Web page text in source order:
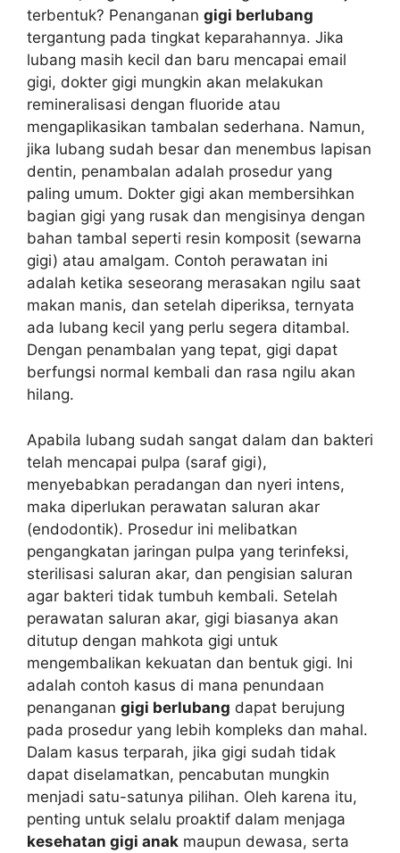
terbentuk? Penanganan gigi berlubang
tergantung pada tingkat keparahannya. Jika
lubang masih kecil dan baru mencapai email
gigi, dokter gigi mungkin akan melakukan
remineralisasi dengan fluoride atau
mengaplikasikan tambalan sederhana. Namun,
jika lubang sudah besar dan menembus lapisan
dentin, penambalan adalah prosedur yang
paling umum. Dokter gigi akan membersihkan
bagian gigi yang rusak dan mengisinya dengan
bahan tambal seperti resin komposit (sewarna
gigi) atau amalgam. Contoh perawatan ini
adalah ketika seseorang merasakan ngilu saat
makan manis, dan setelah diperiksa, ternyata
ada lubang kecil yang perlu segera ditambal.
Dengan penambalan yang tepat, gigi dapat
berfungsi normal kembali dan rasa ngilu akan
hilang.
Apabila lubang sudah sangat dalam dan bakteri
telah mencapai pulpa (saraf gigi),
menyebabkan peradangan dan nyeri intens,
maka diperlukan perawatan saluran akar
(endodontik). Prosedur ini melibatkan
pengangkatan jaringan pulpa yang terinfeksi,
sterilisasi saluran akar, dan pengisian saluran
agar bakteri tidak tumbuh kembali. Setelah
perawatan saluran akar, gigi biasanya akan
ditutup dengan mahkota gigi untuk
mengembalikan kekuatan dan bentuk gigi. Ini
adalah contoh kasus di mana penundaan
penanganan gigi berlubang dapat berujung
pada prosedur yang lebih kompleks dan mahal.
Dalam kasus terparah, jika gigi sudah tidak
dapat diselamatkan, pencabutan mungkin
menjadi satu-satunya pilihan. Oleh karena itu,
penting untuk selalu proaktif dalam menjaga
kesehatan gigi anak maupun dewasa, serta